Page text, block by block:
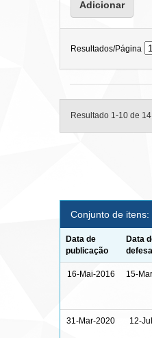
Resultados/Página
Resultado 1-10 de
Conjunto de itens:
Data de
publicação
Data
defesa
16-Mai-2016 15-
31-Mar-2020 12-